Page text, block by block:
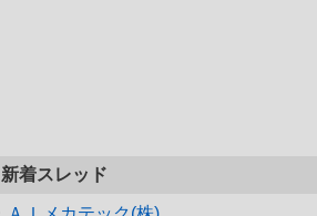
新着スレッド